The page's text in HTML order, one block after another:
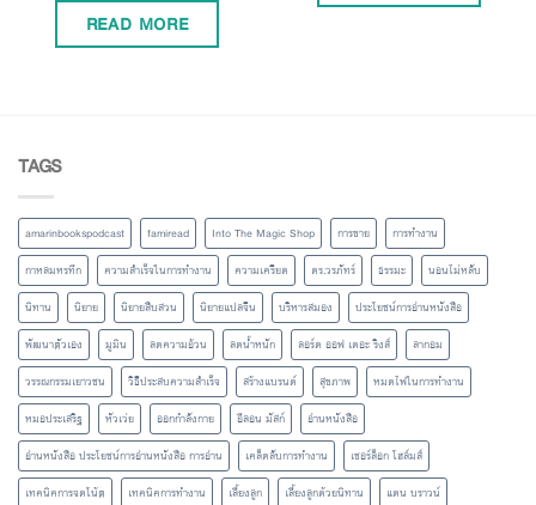
READ MORE
TAGS
amarinbookspodcast famiread Into The Magic Shop การขาย
การทำงาน
กาหลมหรทึก
ความสำเร็จในการทำงาน ความเครียด ดร.วรภัทร์ ธรรมะ
นอนไม่หลับ
นิทาน
นิยาย นิยายสืบสวน นิยายแปลจีน บริหารสมอง
ประโยชน์การอ่านหนังสือ
พัฒนาตัวเอง
มูมิน ลดความอ้วน ลดน้ำหนัก ลอร์ด ออฟ เดอะ ริงส์
ลากอม
วรรณกรรมเยาวชน
วิธีประสบความสำเร็จ สร้างแบรนด์ สุขภาพ
หมดไฟในการทำงาน
หมอประเสริฐ
หัวเว่ย ออกกำลังกาย อีลอน มัสก์
อ่านหนังสือ
อ่านหนังสือ ประโยชน์การอ่านหนังสือ การอ่าน
เคล็ดลับการทำงาน
เชอร์ล็อก โฮล์มส์
เทคนิคการจดโน้ต
เทคนิคการทำงาน เลี้ยงลูก เลี้ยงลูกด้วยนิทาน
แดน บราวน์